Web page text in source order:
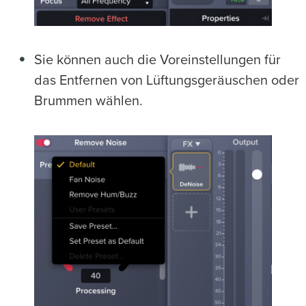
Sie können auch die Voreinstellungen für
das Entfernen von Lüftungsgeräuschen oder
Brummen wählen.